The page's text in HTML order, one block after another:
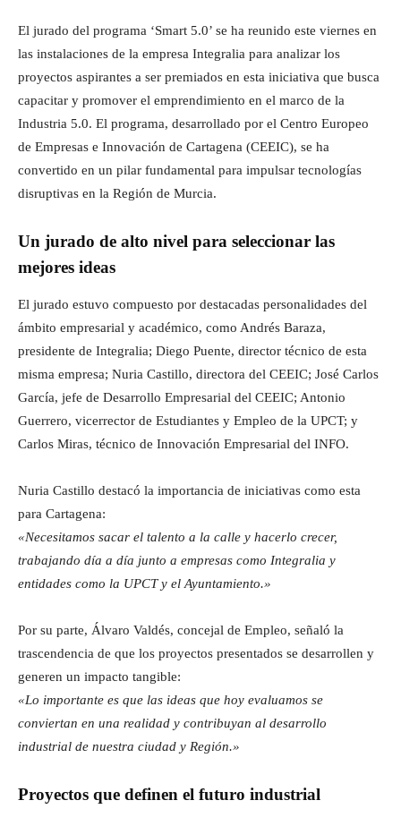
El jurado del programa ‘Smart 5.0’ se ha reunido este viernes en
las instalaciones de la empresa Integralia para analizar los
proyectos aspirantes a ser premiados en esta iniciativa que busca
capacitar y promover el emprendimiento en el marco de la
Industria 5.0. El programa, desarrollado por el Centro Europeo
de Empresas e Innovación de Cartagena (CEEIC), se ha
convertido en un pilar fundamental para impulsar tecnologías
disruptivas en la Región de Murcia.
Un jurado de alto nivel para seleccionar las
mejores ideas
El jurado estuvo compuesto por destacadas personalidades del
ámbito empresarial y académico, como Andrés Baraza,
presidente de Integralia; Diego Puente, director técnico de esta
misma empresa; Nuria Castillo, directora del CEEIC; José Carlos
García, jefe de Desarrollo Empresarial del CEEIC; Antonio
Guerrero, vicerrector de Estudiantes y Empleo de la UPCT; y
Carlos Miras, técnico de Innovación Empresarial del INFO.
Nuria Castillo destacó la importancia de iniciativas como esta
para Cartagena:
«Necesitamos sacar el talento a la calle y hacerlo crecer,
trabajando día a día junto a empresas como Integralia y
entidades como la UPCT y el Ayuntamiento.»
Por su parte, Álvaro Valdés, concejal de Empleo, señaló la
trascendencia de que los proyectos presentados se desarrollen y
generen un impacto tangible:
«Lo importante es que las ideas que hoy evaluamos se
conviertan en una realidad y contribuyan al desarrollo
industrial de nuestra ciudad y Región.»
Proyectos que definen el futuro industrial